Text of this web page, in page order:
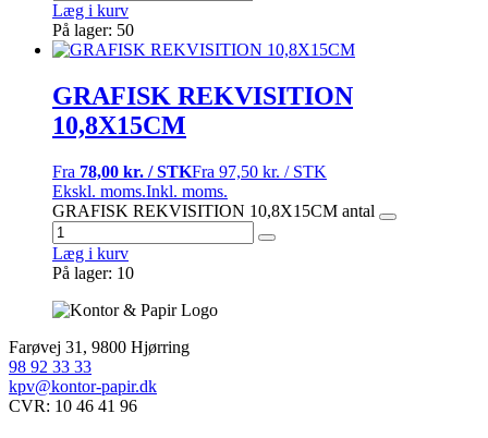
Læg i kurv
På lager: 50
GRAFISK REKVISITION
10,8X15CM
Fra 78,00 kr. / STKFra 97,50 kr. / STK
Ekskl. moms.Inkl. moms.
GRAFISK REKVISITION 10,8X15CM antal
Læg i kurv
På lager: 10
Farøvej 31, 9800 Hjørring
98 92 33 33
kpv@kontor-papir.dk
CVR: 10 46 41 96